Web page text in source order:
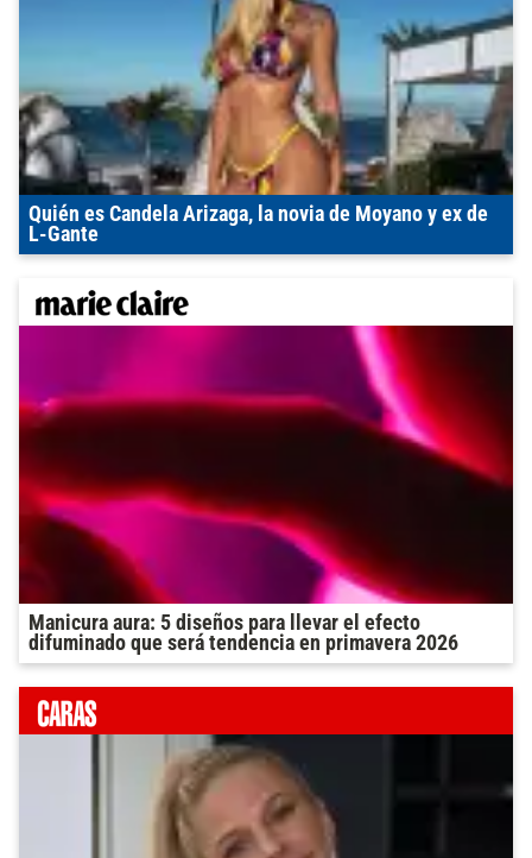
Quién es Candela Arizaga, la novia de Moyano y ex de
L-Gante
Manicura aura: 5 diseños para llevar el efecto
difuminado que será tendencia en primavera 2026